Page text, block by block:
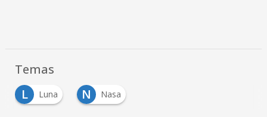
Temas
L
Luna N Nasa